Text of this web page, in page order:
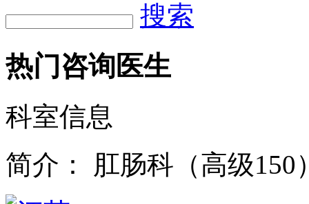
搜索
热门咨询医生
科室信息
简介：
肛肠科（高级150